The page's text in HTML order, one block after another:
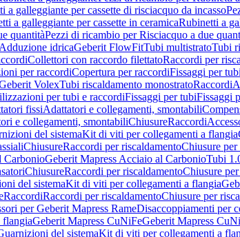
a galleggiante per cassette di risciacquo da incasso
a galleggiante per cassette in ceramicaRubinetti a
quantitàPezzi di ricambio per Risciacquo a due
Adduzione idricaGeberit FlowFitTubi multistratoTubi
Collettori con raccordo filettatoRaccordi per
per raccordiCopertura per raccordiFissaggi per tubi
VolexTubi riscaldamento monostratoRaccordi
per tubi e raccordiFissaggi per tubiFissaggi
fissiAdattatori e collegamenti, smontabili
e collegamenti, smontabiliChiusureRaccordi
del sistemaKit di viti per collegamenti a flangia
ChiusureRaccordi per riscaldamentoChiusure per
CarbonioGeberit Mapress Acciaio al CarbonioTubi
ChiusureRaccordi per riscaldamentoChiusure
del sistemaKit di viti per collegamenti a flangia
RaccordiRaccordi per riscaldamentoChiusure per
per Geberit Mapress RameDisaccoppiamenti per
Geberit Mapress CuNiFeGeberit Mapress
del sistemaKit di viti per collegamenti a